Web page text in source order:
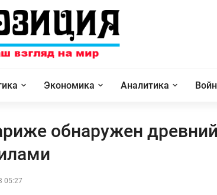
Экономика Аналитика
обнаружен
05:27